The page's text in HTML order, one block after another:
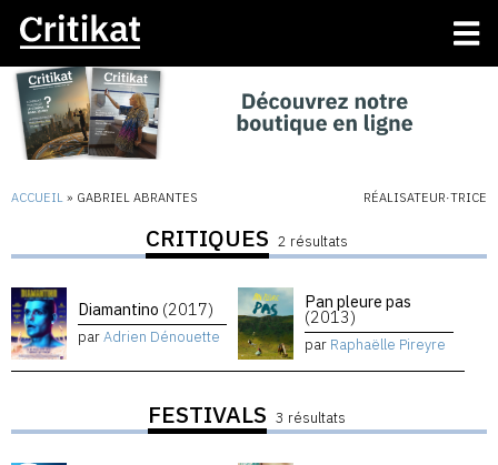
ACCUEIL » GABRIEL ABRANTES RÉALISATEUR·TRICE
CRITIQUES 2 résultats
Diamantino (2017)
parAdrien Dénouette
Pan pleure pas
(2013)
par Raphaëlle Pireyre
FESTIVALS 3 résultats